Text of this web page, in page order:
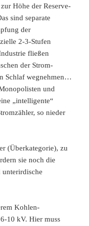
Höhe der Reserve-
sind separate
der
2-3-Stufen
fließen
der Strom-
Schlaf wegnehmen…
und
„intelligente“
so nieder
(Überkategorie), zu
sie noch die
Kohlen-
10 kV. Hier muss